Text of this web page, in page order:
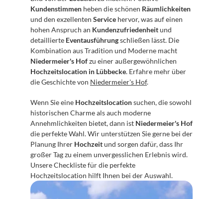
Kundenstimmen heben die schönen Räumlichkeiten
und den exzellenten Service hervor, was auf einen
hohen Anspruch an Kundenzufriedenheit und
detaillierte Eventausführung schließen lässt. Die
Niedermeier's Hof
Hochzeitslocation in Lübbecke. Erfahre mehr über
die Geschichte von Niedermeier's Hof.
Wenn Sie eine Hochzeitslocation suchen, die sowohl
historischen Charme als auch moderne
Annehmlichkeiten bietet, dann ist Niedermeier's Hof
die perfekte Wahl. Wir unterstützen Sie gerne bei der
Planung Ihrer Hochzeit und sorgen dafür, dass Ihr
großer Tag zu einem unvergesslichen Erlebnis wird.
Unsere Checkliste für die perfekte
Hochzeitslocation hilft Ihnen bei der Auswahl.